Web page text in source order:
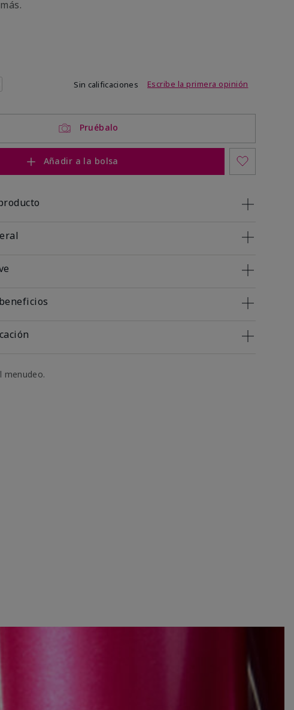
de 3,4 de 5
Sin calificaciones Escribe la primera opinión
Pruébalo
Añadir a la bolsa
menudeo.